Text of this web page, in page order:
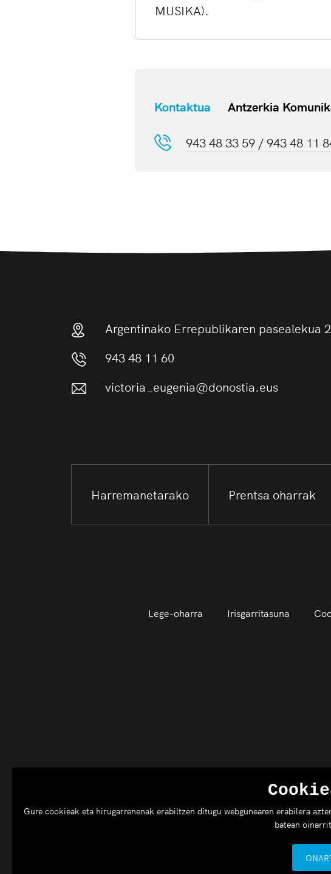
MUSIKA).
Kontaktua Antzerkia
943 48 33 59 / 943 48 11
Argentinako Errepublikaren pasealekua
943 48 11 60
victoria_eugenia@donostia.eus
Harremanetarako Prentsa oharrak
Lege-oharra Irisgarritasuna
Gure cookieak eta hirugarrenenak erabiltzen ditugu webgunearen erabilera
batean